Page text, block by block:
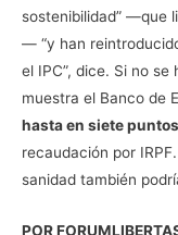
sostenibilidad” —que
— “y han
el IPC”, dice. Si no
muestra el Banco de
hasta en siete
recaudación por
sanidad también
POR